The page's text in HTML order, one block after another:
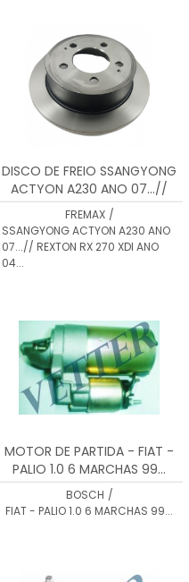
DISCO DE FREIO SSANGYONG
ACTYON A230 ANO 07...//
REXTON RX 270 XDI ANO 04...
BD8675
FREMAX /
SSANGYONG ACTYON A230 ANO
07...// REXTON RX 270 XDI ANO
04...
MOTOR DE PARTIDA - FIAT -
PALIO 1.0 6 MARCHAS 99...
BOSCH /
FIAT - PALIO 1.0 6 MARCHAS 99...